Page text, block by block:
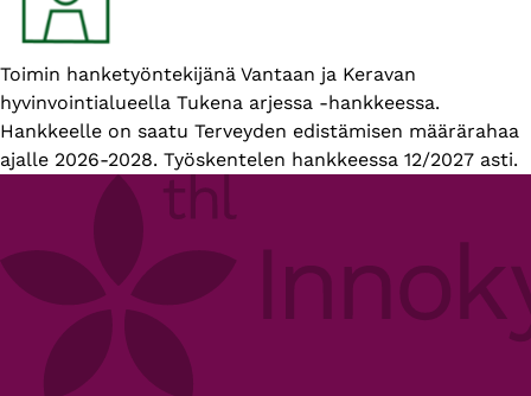
Esittelyteksti
Toimin hanketyöntekijänä Vantaan ja Keravan
hyvinvointialueella Tukena arjessa -hankkeessa.
Hankkeelle on saatu Terveyden edistämisen määrärahaa
ajalle 2026-2028. Työskentelen hankkeessa 12/2027 asti.